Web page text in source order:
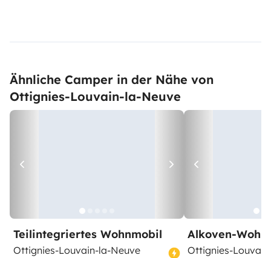
Ähnliche Camper in der Nähe von
Ottignies-Louvain-la-Neuve
Teilintegriertes Wohnmobil
Ottignies-Louvain-la-Neuve
Alkoven-
Ottignies-